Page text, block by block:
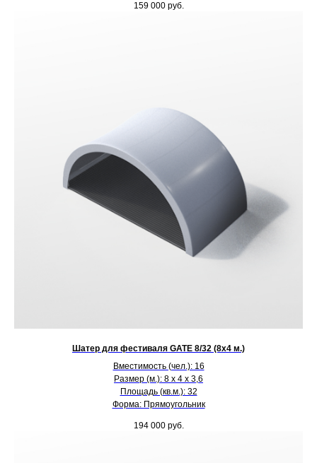
159 000 руб.
Шатер для фестиваля GATE 8/32 (8х4 м.)
Вместимость (чел.): 16
Размер (м.): 8 х 4 х 3,6
Площадь (кв.м.): 32
Форма: Прямоугольник
194 000 руб.